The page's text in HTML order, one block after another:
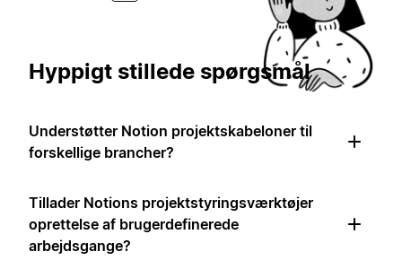
Hyppigt stillede spørgsmål
Understøtter Notion projektskabeloner til
forskellige brancher?
Tillader Notions projektstyringsværktøjer
oprettelse af brugerdefinerede
arbejdsgange?